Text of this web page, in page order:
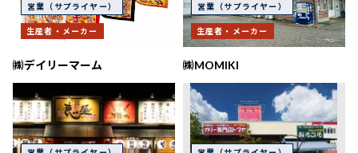
営業（サプライヤー）
生産者・メーカー
㈱デイリーマーム
営業（サプライヤー）
生産者・メーカー
㈱MOMIKI